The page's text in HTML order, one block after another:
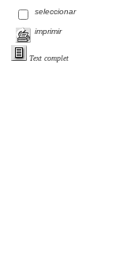
seleccionar
imprimir
Text complet